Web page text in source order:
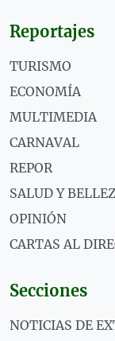
Reportajes
TURISMO
ECONOMÍA
MULTIMEDIA
CARNAVAL
REPOR
SALUD Y
OPINIÓN
CARTAS AL
Secciones
NOTICIAS DE